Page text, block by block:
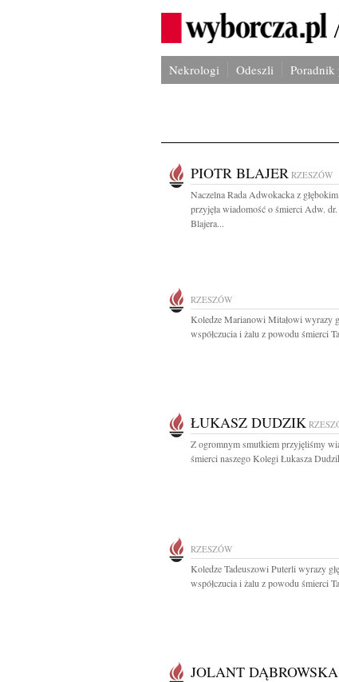
Nekrologi Odeszli Poradnik
PIOTR BLAJER RZESZÓW
Naczelna Rada Adwokacka z
przyjęła wiadomość o śmierci Adw.
Blajera...
RZESZÓW
Koledze Marianowi Mitałowi wyrazy
współczucia i żalu z powodu śmierci
ŁUKASZ DUDZIK
Z ogromnym smutkiem przyjęliśmy
śmierci naszego Kolegi Łukasza
RZESZÓW
Koledze Tadeuszowi Puterli wyrazy
współczucia i żalu z powodu śmierci
JOLANT DĄBROWSKA